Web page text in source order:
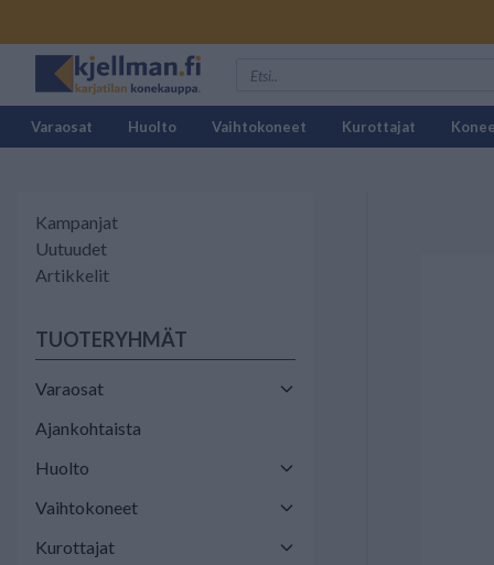
Varaosat Huolto Vaihtokoneet Kurottajat
Kampanjat
Uutuudet
Artikkelit
TUOTERYHMÄT
Varaosat
Ajankohtaista
Huolto
Vaihtokoneet
Kurottajat